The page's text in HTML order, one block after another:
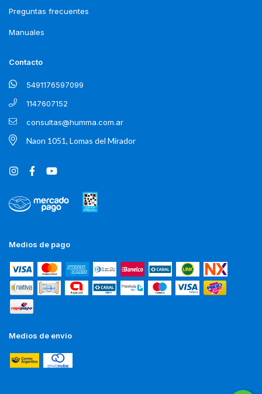
Preguntas frecuentes
Manuales
Contacto
5491176597099
1147607152
consultas@humma.com.ar
Naon 1051, Lomas del Mirador
Medios de pago
Medios de envío